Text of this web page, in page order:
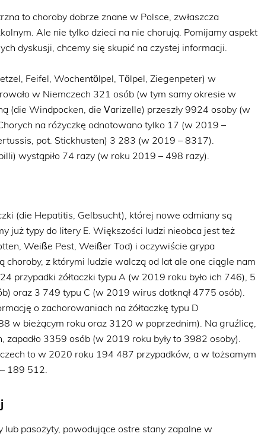
to choroby dobrze znane w Polsce, zwłaszcza
Ale nie tylko dzieci na nie chorują. Pomijamy aspekt
dyskusji, chcemy się skupić na czystej informacji.
Feifel, Wochentölpel, Tölpel, Ziegenpeter) w
w Niemczech 321 osób (w tym samy okresie w
(die Windpocken, die Varizelle) przeszły 9924 osoby (w
na różyczkę odnotowano tylko 17 (w 2019 –
pot. Stickhusten) 3 283 (w 2019 – 8317).
wystąpiło 74 razy (w roku 2019 – 498 razy).
(die Hepatitis, Gelbsucht), której nowe odmiany są
już typy do litery E. Większości ludzi nieobca jest też
Weiße Pest, Weißer Tod) i oczywiście grypa
choroby, z którymi ludzie walczą od lat ale one ciągle nam
przypadki żółtaczki typu A (w 2019 roku było ich 746), 5
oraz 3 749 typu C (w 2019 wirus dotknął 4775 osób).
o zachorowaniach na żółtaczkę typu D
w bieżącym roku oraz 3120 w poprzednim). Na gruźlicę,
zapadło 3359 osób (w 2019 roku były to 3982 osoby).
to w 2020 roku 194 487 przypadków, a w tożsamym
189 512.
lub pasożyty, powodujące ostre stany zapalne w